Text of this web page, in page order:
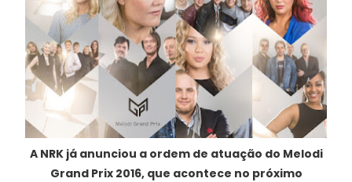
A NRK já anunciou a ordem de atuação do Melodi
Grand Prix 2016, que acontece no próximo